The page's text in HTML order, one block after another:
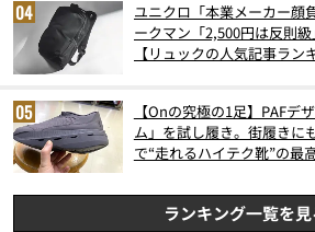
ユニクロ「本業メーカー顔
ークマン「2,500円は反則
【リュックの人気記事ラ
【Onの究極の1足】PAFデ
ム」を試し履き。街履きに
で“走れるハイテク靴”の最
ランキング一覧を見